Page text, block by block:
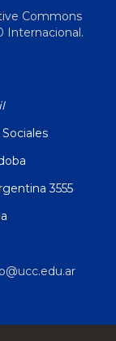
Commons
Internacional.
3555